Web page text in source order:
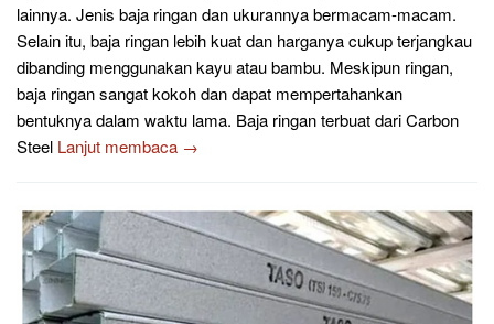
lainnya. Jenis baja ringan dan ukurannya bermacam-macam.
Selain itu, baja ringan lebih kuat dan harganya cukup terjangkau
dibanding menggunakan kayu atau bambu. Meskipun ringan,
baja ringan sangat kokoh dan dapat mempertahankan
bentuknya dalam waktu lama. Baja ringan terbuat dari Carbon
Steel Lanjut membaca →